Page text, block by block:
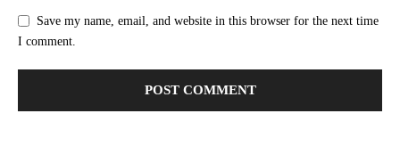
Save my name, email, and website in this browser for the next time
I comment.